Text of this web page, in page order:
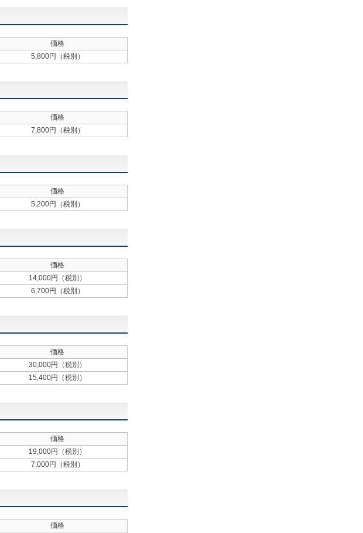
価格
5,800円（税別）
価格
7,800円（税別）
価格
5,200円（税別）
価格
14,000円（税別）
6,700円（税別）
価格
30,000円（税別）
15,400円（税別）
価格
19,000円（税別）
7,000円（税別）
価格